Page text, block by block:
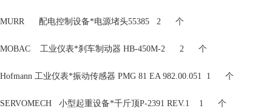
MURR 配电控制设备*电源堵头55385 2 个
MOBAC 工业仪表*刹车制动器 HB-450M-2 2 个
Hofmann 工业仪表*振动传感器 PMG 81 EA 982.00.051 1 个
SERVOMECH 小型起重设备*千斤顶P-2391 REV.1 1 个